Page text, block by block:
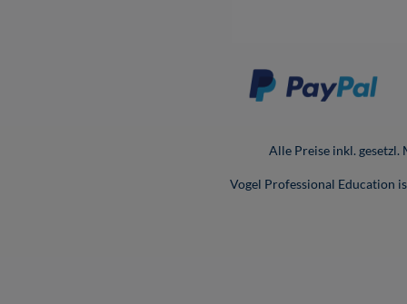
Alle Preise inkl. gesetzl.
Vogel Professional Education